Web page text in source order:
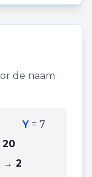
de naam
Y =7
20
→ 2